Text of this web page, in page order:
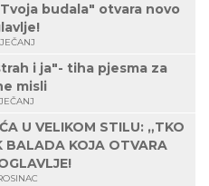
budala" otvara novo
i ja"- tiha pjesma za
misli
U VELIKOM STILU: „TKO
BALADA KOJA OTVARA